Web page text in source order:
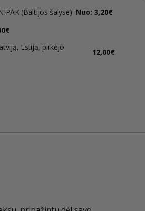
(Baltijos šalyse) Nuo: 3,20€
Estiją, pirkėjo
12,00€